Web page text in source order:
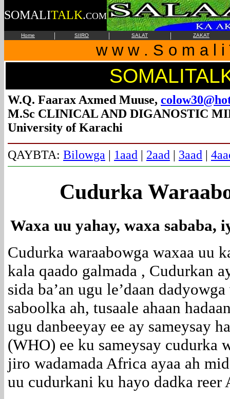
SOMALITALK.COM
Home | SIIRO | SALAT | ZAKAT
w w w . S o m a l
W.Q. Faarax Axmed Muuse,
M.Sc CLINICAL AND DIGANOSTIC
University of Karachi
QAYBTA: Bilowga | 1aad | 2aad | 3aad |
Cudurka
Waxa uu yahay, waxa sababa,
Cudurka waraabowga waxaa uu
kala qaado galmada , Cudurkan
sida ba’an ugu le’daan
saboolka ah, tusaale ahaan
ugu danbeeyay ee ay sameysay
(WHO) ee ku sameysay cudurka
jiro wadamada Africa ayaa ah
uu cudurkani ku hayo dadka reer